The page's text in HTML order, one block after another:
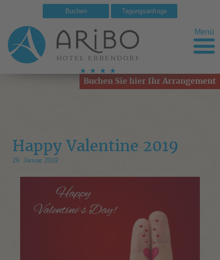
Buchen Tagungsanfrage
Menü
Buchen Sie hier Ihr Arrangement
Happy Valentine 2019
29. Januar 2019